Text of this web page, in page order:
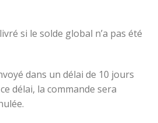
si le solde global n’a pas été
dans un délai de 10 jours
délai, la commande sera